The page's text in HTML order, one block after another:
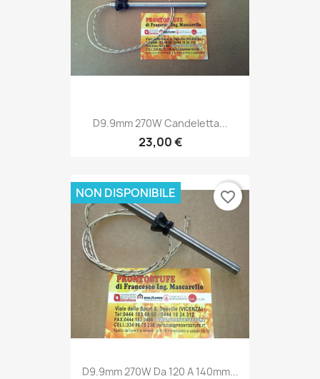
D9.9mm 270W Candeletta...
23,00 €
D9.9mm 270W Da 120 A 140mm...
NON DISPONIBILE favorite_border